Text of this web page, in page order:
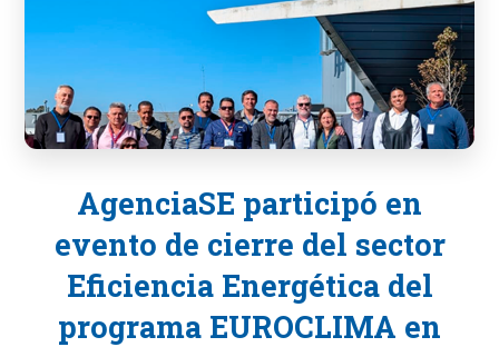
AgenciaSE participó en
evento de cierre del sector
Eficiencia Energética del
programa EUROCLIMA en